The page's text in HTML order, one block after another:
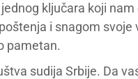
ključara koji
i snagom svoje
pametan.
sudija Srbije. Da